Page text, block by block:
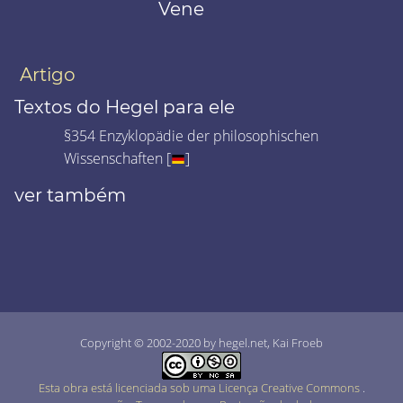
Vene
Artigo
Textos do Hegel para ele
§354 Enzyklopädie der philosophischen
Wissenschaften [
]
ver também
Copyright © 2002-2020 by hegel.net, Kai Froeb
Esta obra está licenciada sob uma Licença Creative Commons .